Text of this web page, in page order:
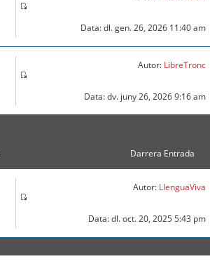
Data: dl. gen. 26, 2026 11:40 am
Autor: LibreTronc
Data: dv. juny 26, 2026 9:16 am
Darrera Entrada
Autor: LlenguaViva
Data: dl. oct. 20, 2025 5:43 pm